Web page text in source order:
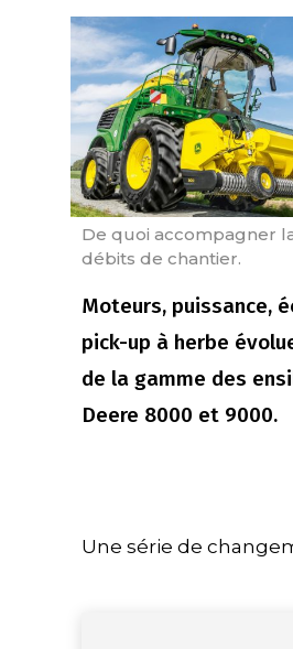
De quoi accompagner
débits de chantier.
Moteurs, puissance,
pick-up à herbe
de la gamme des
Deere 8000 et 9000.
Une série de